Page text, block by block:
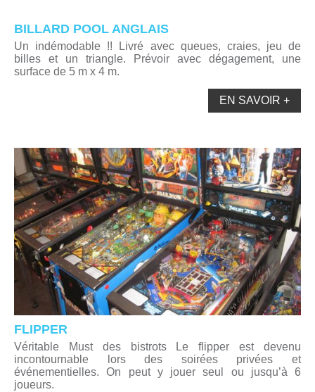
BILLARD POOL ANGLAIS
Un indémodable !! Livré avec queues, craies, jeu de
billes et un triangle. Prévoir avec dégagement, une
surface de 5 m x 4 m.
EN SAVOIR +
FLIPPER
Véritable Must des bistrots Le flipper est devenu
incontournable lors des soirées privées et
événementielles. On peut y jouer seul ou jusqu’à 6
joueurs.